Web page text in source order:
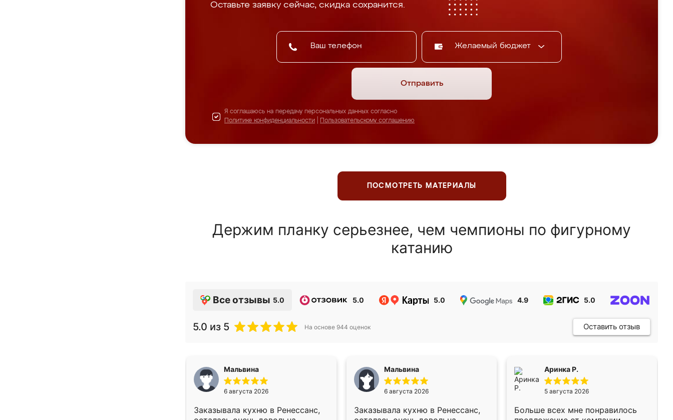
Оставьте заявку сейчас, скидка сохранится.
Желаемый бюджет
Отправить
Я соглашаюсь на передачу персональных данных согласно
Политике конфиденциальности
Пользовательскому соглашению
ПОСМОТРЕТЬ МАТЕРИАЛЫ
Держим планку серьезнее, чем чемпионы по фигурному
катанию
Все отзывы 5.0 5.0 5.0 4.9 5.0
5.0 из 5 На основе 944 оценок Оставить отзыв
Мальвина
6 августа 2026
Заказывала кухню в Ренессанс,
Мальвина
6 августа 2026
Заказывала кухню в Ренессанс,
Аринка Р.
5 августа 2026
Больше всех мне понравилось